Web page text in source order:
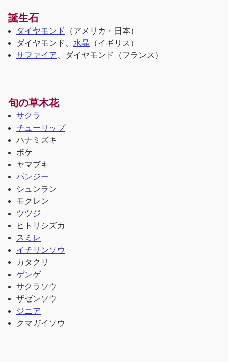
誕生石
ダイヤモンド
（アメリカ・日本）
ダイヤモンド、 水晶 （イギリス）
サファイア 、ダイヤモンド（フランス）
旬の草木花
サクラ
チューリップ
ハナミズキ
ボケ
ヤマブキ
パンジー
シュンラン
モクレン
ツツジ
ヒトリシズカ
スミレ
イチリンソウ
カタクリ
ゲンゲ
サクラソウ
ザゼンソウ
ジニア
クマガイソウ